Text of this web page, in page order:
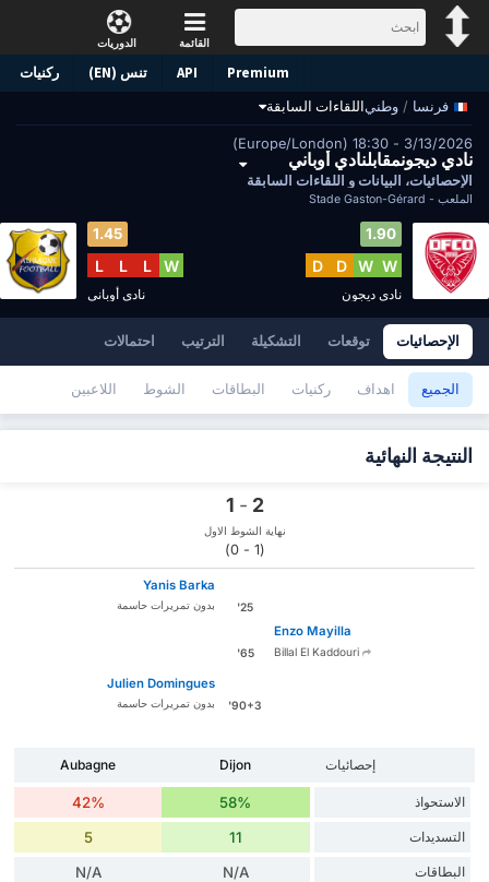
الدوريات القائمة
ركنيات تنس (EN) API Premium
فرنسا / وطنياللقاءات السابقة
3/13/2026 - 18:30 (Europe/London)
نادي ديجونمقابلنادي أوباني
الإحصائيات، البيانات و اللقاءات السابقة
الملعب - Stade Gaston-Gérard
1.90
W
W
D
D
نادي ديجون
1.45
W
L
L
L
نادي أوباني
الإحصائيات توقعات التشكيلة الترتيب احتمالات
الجميع اهداف ركنيات البطاقات الشوط اللاعبين
النتيجة النهائية
2
-
نهاية الشوط الاول
(1 - 0)
Yanis Barka
بدون تمريرات حاسمة 25'
65'
Enzo Mayilla
Billal El Kaddouri
Julien Domingues
بدون تمريرات حاسمة 90+3'
إحصائيات Dijon
Aubagne
الاستحواذ 58%
42%
التسديدات 11
5
البطاقات N/A
N/A